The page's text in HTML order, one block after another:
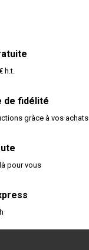
h.t.
de fidélité
gràce à vos achats
pour vous